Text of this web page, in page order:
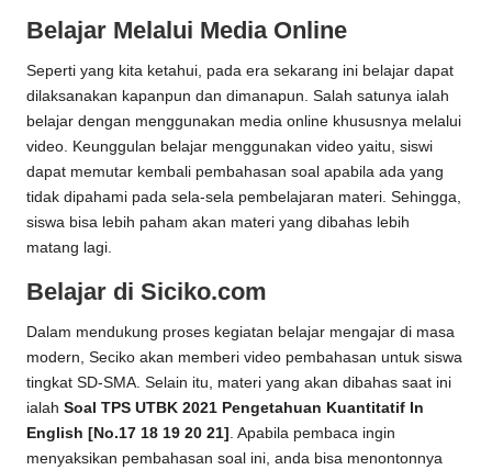
Belajar Melalui Media Online
Seperti yang kita ketahui, pada era sekarang ini belajar dapat
dilaksanakan kapanpun dan dimanapun. Salah satunya ialah
belajar dengan menggunakan media online khususnya melalui
video. Keunggulan belajar menggunakan video yaitu, siswi
dapat memutar kembali pembahasan soal apabila ada yang
tidak dipahami pada sela-sela pembelajaran materi. Sehingga,
siswa bisa lebih paham akan materi yang dibahas lebih
matang lagi.
Belajar di Siciko.com
Dalam mendukung proses kegiatan belajar mengajar di masa
modern, Seciko akan memberi video pembahasan untuk siswa
tingkat SD-SMA. Selain itu, materi yang akan dibahas saat ini
ialah Soal TPS UTBK 2021 Pengetahuan Kuantitatif In
English [No.17 18 19 20 21] . Apabila pembaca ingin
menyaksikan pembahasan soal ini, anda bisa menontonnya